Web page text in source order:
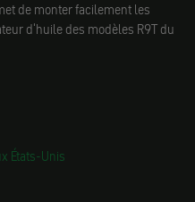
de monter facilement les
d'huile des modèles R9T du
États-Unis